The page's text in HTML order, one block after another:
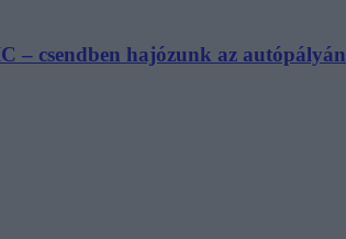
– csendben hajózunk az autópályán